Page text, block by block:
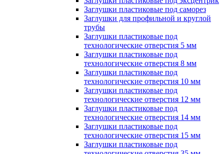
Заглушки пластиковые под саморез
Заглушки для профильной и круглой
трубы
Заглушки пластиковые под
технологические отверстия 5 мм
Заглушки пластиковые под
технологические отверстия 8 мм
Заглушки пластиковые под
технологические отверстия 10 мм
Заглушки пластиковые под
технологические отверстия 12 мм
Заглушки пластиковые под
технологические отверстия 14 мм
Заглушки пластиковые под
технологические отверстия 15 мм
Заглушки пластиковые под